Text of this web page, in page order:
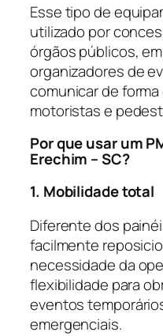
Esse tipo de
utilizado por
órgãos públicos,
organizadores de
comunicar de
motoristas e
Por que usar um
Erechim – SC?
1. Mobilidade total
Diferente dos
facilmente
necessidade da
flexibilidade para
eventos
emergenciais.